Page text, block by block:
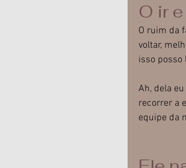
O ir
O ruim da
voltar,
isso posso
Ah, dela
recorrer a
equipe da